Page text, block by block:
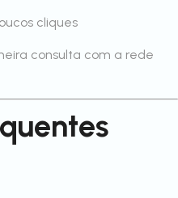
cliques
consulta com a rede